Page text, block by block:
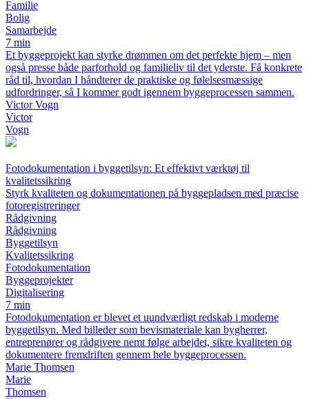
Familie
Bolig
Samarbejde
7 min
Et byggeprojekt kan styrke drømmen om det perfekte hjem – men
også presse både parforhold og familieliv til det yderste. Få konkrete
råd til, hvordan I håndterer de praktiske og følelsesmæssige
udfordringer, så I kommer godt igennem byggeprocessen sammen.
Victor Vogn
Victor
Vogn
Fotodokumentation i byggetilsyn: Et effektivt værktøj til
kvalitetssikring
Styrk kvaliteten og dokumentationen på byggepladsen med præcise
fotoregistreringer
Rådgivning
Rådgivning
Byggetilsyn
Kvalitetssikring
Fotodokumentation
Byggeprojekter
Digitalisering
7 min
Fotodokumentation er blevet et uundværligt redskab i moderne
byggetilsyn. Med billeder som bevismateriale kan bygherrer,
entreprenører og rådgivere nemt følge arbejdet, sikre kvaliteten og
dokumentere fremdriften gennem hele byggeprocessen.
Marie Thomsen
Marie
Thomsen